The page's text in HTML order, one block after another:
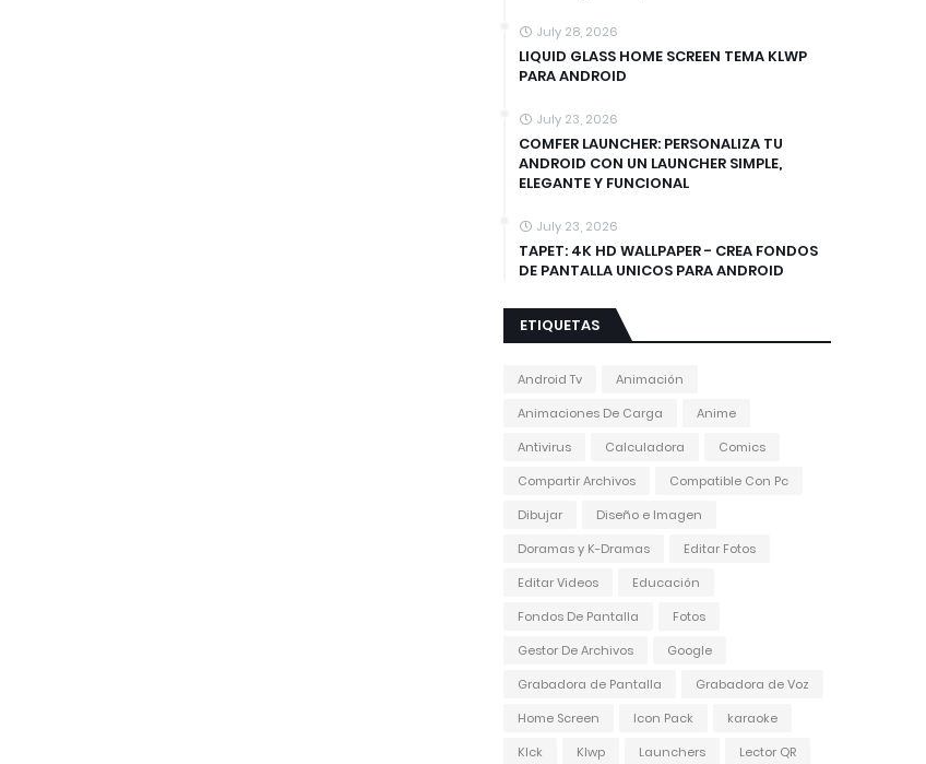
July 28, 2026
LIQUID GLASS HOME SCREEN TEMA KLWP
PARA ANDROID
July 23, 2026
COMFER LAUNCHER: PERSONALIZA TU
ANDROID CON UN LAUNCHER SIMPLE,
ELEGANTE Y FUNCIONAL
July 23, 2026
TAPET: 4K HD WALLPAPER - CREA FONDOS
DE PANTALLA UNICOS PARA ANDROID
ETIQUETAS
Android Tv
Animación
Animaciones De Carga
Anime
Antivirus
Calculadora
Comics
Compartir Archivos
Compatible Con Pc
Dibujar
Diseño e Imagen
Doramas y K-Dramas
Editar Fotos
Editar Videos
Educación
Fondos De Pantalla
Fotos
Gestor De Archivos
Google
Grabadora de Pantalla
Grabadora de Voz
Home Screen
Icon Pack
karaoke
Klck
Klwp Launchers Lector QR